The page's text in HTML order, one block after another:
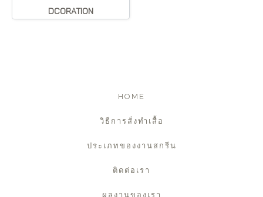
DCORATION
HOME
วิธีการสั่งทำเสื้อ
ประเภทของงานสกรีน
ติดต่อเรา
ผลงานของเรา